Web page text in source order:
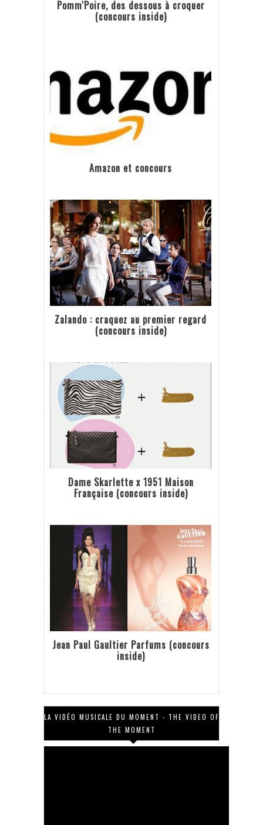
Pomm'Poire, des dessous à croquer
(concours inside)
Amazon et concours
Zalando : craquez au premier regard
(concours inside)
Dame Skarlette x 1951 Maison
Française (concours inside)
Jean Paul Gaultier Parfums (concours
inside)
LA VIDÉO MUSICALE DU MOMENT - THE VIDEO OF
THE MOMENT